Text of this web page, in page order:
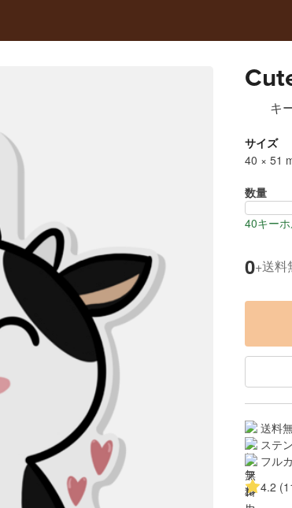
キ
サイズ
40 × 51
数量
40キー
0+送料
送料
ステ
フル
4.2